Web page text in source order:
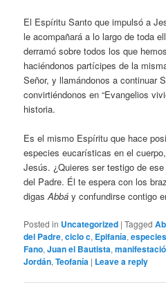
El Espíritu Santo que impulsó a
le acompañará a lo largo de toda
derramó sobre todos los que
haciéndonos partícipes de la
Señor, y llamándonos a continuar
convirtiéndonos en “Evangelios
historia.
Es el mismo Espíritu que hace
especies eucarísticas en el
Jesús. ¿Quieres ser testigo de
del Padre. Él te espera con los
digasAbbá y confundirse contigo
Posted in Uncategorized |Tagged
del Padre,ciclo c, Epifanía,
Fano,Juan el Bautista,
Jordán,Teofanía | Leave a reply